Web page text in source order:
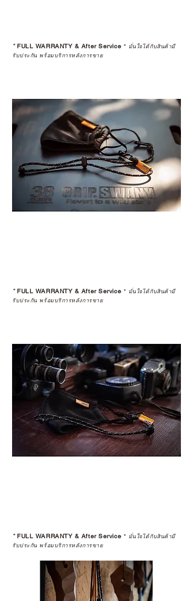
*FULL WARRANTY & After Service * มั่นใจได้กับสินค้ามี
รับประกัน พร้อมบริการหลังการขาย
*FULL WARRANTY & After Service * มั่นใจได้กับสินค้ามี
รับประกัน พร้อมบริการหลังการขาย
*FULL WARRANTY & After Service * มั่นใจได้กับสินค้ามี
รับประกัน พร้อมบริการหลังการขาย